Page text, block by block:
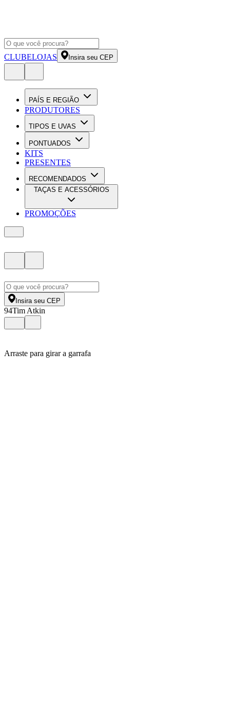
CLUBELOJAS Insira seu CEP
PAÍS E REGIÃO
PRODUTORES
TIPOS E UVAS
PONTUADOS
KITS
PRESENTES
RECOMENDADOS
TAÇAS E ACESSÓRIOS
PROMOÇÕES
Insira seu CEP
94Tim Atkin
Arraste para girar a garrafa